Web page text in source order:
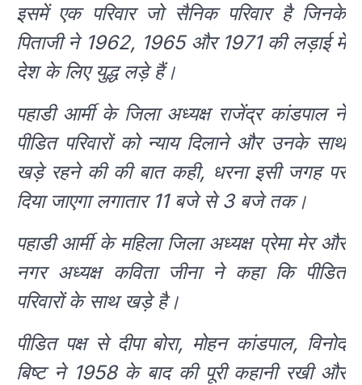
इसमें एक परिवार जो सैनिक परिवार है जिनके
पिताजी ने 1962, 1965 और 1971 की लड़ाई में
देश के लिए युद्ध लड़े हैं।
पहाडी आर्मी के जिला अध्यक्ष राजेंद्र कांडपाल ने
पीडित परिवारों को न्याय दिलाने और उनके साथ
खड़े रहने की की बात कही, धरना इसी जगह पर
दिया जाएगा लगातार 11 बजे से 3 बजे तक।
पहाडी आर्मी के महिला जिला अध्यक्ष प्रेमा मेर और
नगर अध्यक्ष कविता जीना ने कहा कि पीडित
परिवारों के साथ खड़े है।
पीडित पक्ष से दीपा बोरा, मोहन कांडपाल, विनोद
बिष्ट ने 1958 के बाद की पूरी कहानी रखी और